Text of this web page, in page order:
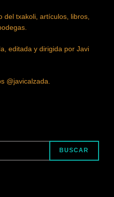
del txakoli, artículos, libros,
editada y dirigida por Javi
@javicalzada.
BUSCAR